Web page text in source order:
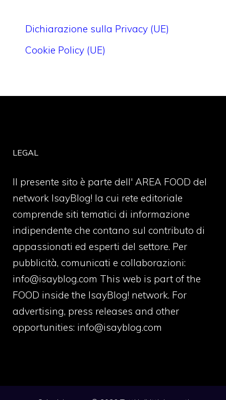
Dichiarazione sulla Privacy (UE)
Cookie Policy (UE)
LEGAL
Il presente sito è parte dell' AREA FOOD del
network IsayBlog! la cui rete editoriale
comprende siti tematici di informazione
indipendente che contano sul contributo di
appassionati ed esperti del settore. Per
pubblicità, comunicati e collaborazioni:
info@isayblog.com This web is part of the
FOOD inside the IsayBlog! network. For
advertising, press releases and other
opportunities: info@isayblog.com